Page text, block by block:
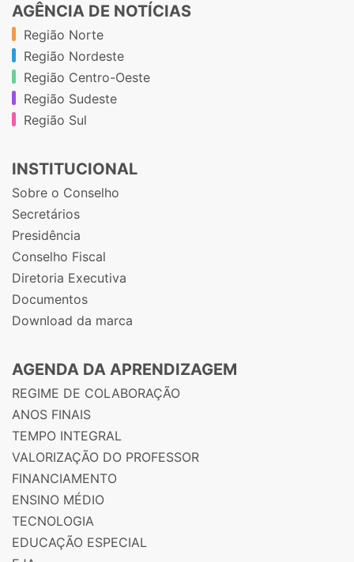
AGÊNCIA DE NOTÍCIAS
Região Norte
Região Nordeste
Região Centro-Oeste
Região Sudeste
Região Sul
INSTITUCIONAL
Sobre o Conselho
Secretários
Presidência
Conselho Fiscal
Diretoria Executiva
Documentos
Download da marca
AGENDA DA APRENDIZAGEM
REGIME DE COLABORAÇÃO
ANOS FINAIS
TEMPO INTEGRAL
VALORIZAÇÃO DO PROFESSOR
FINANCIAMENTO
ENSINO MÉDIO
TECNOLOGIA
EDUCAÇÃO ESPECIAL